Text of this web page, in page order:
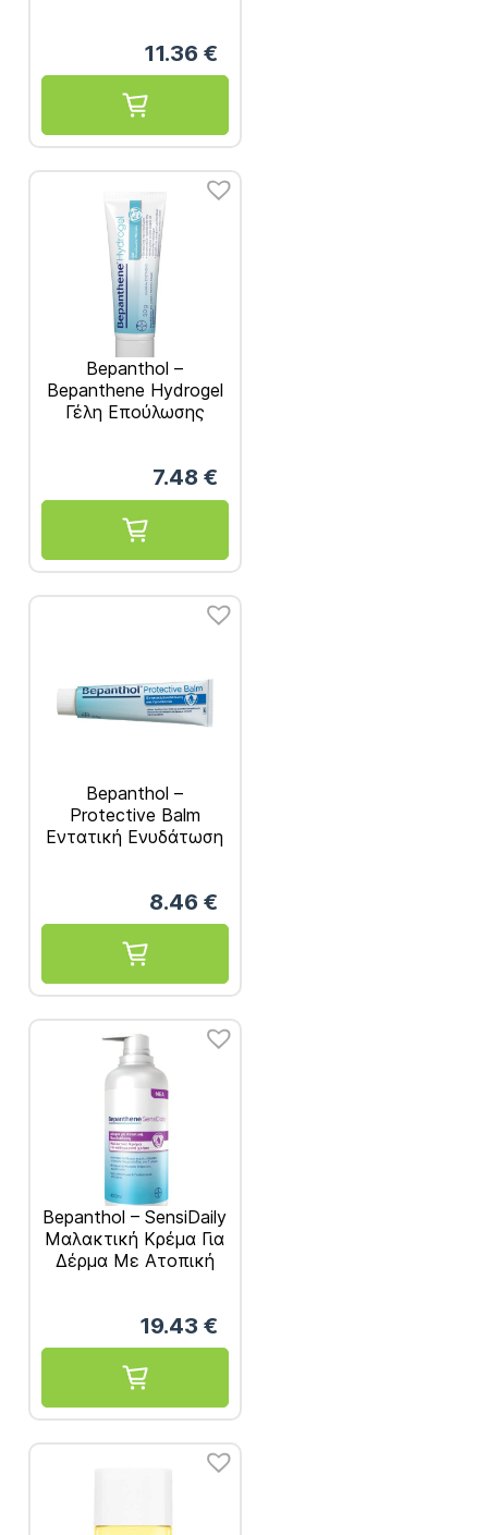
11.36 €
Bepanthol –
Bepanthene Hydrogel
Γέλη Επούλωσης
7.48 €
Bepanthol –
Protective Balm
Εντατική Ενυδάτωση
8.46 €
Bepanthol – SensiDaily
Μαλακτική Κρέμα Για
Δέρμα Με Ατοπική
19.43 €